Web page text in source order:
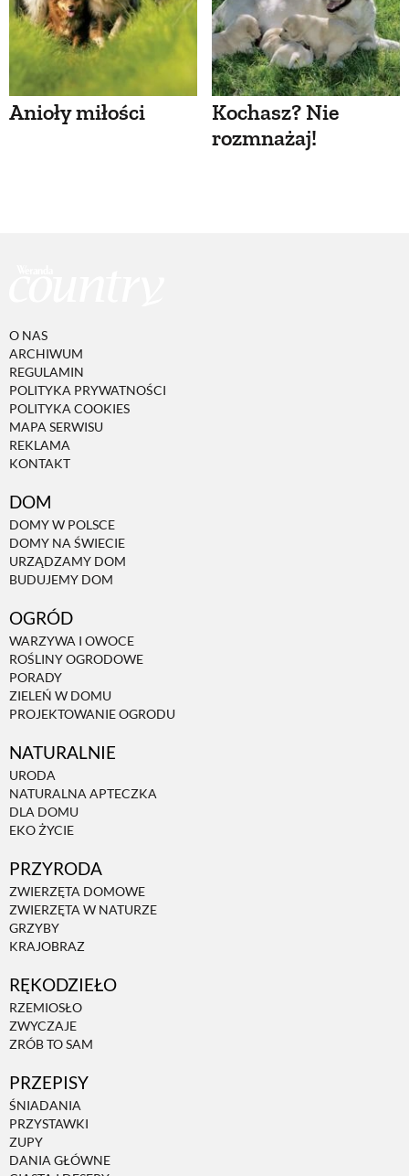
Anioły miłości
Kochasz? Nie
rozmnażaj!
O NAS
ARCHIWUM
REGULAMIN
POLITYKA PRYWATNOŚCI
POLITYKA COOKIES
MAPA SERWISU
REKLAMA
KONTAKT
DOM
DOMY W POLSCE
DOMY NA ŚWIECIE
URZĄDZAMY DOM
BUDUJEMY DOM
OGRÓD
WARZYWA I OWOCE
ROŚLINY OGRODOWE
PORADY
ZIELEŃ W DOMU
PROJEKTOWANIE OGRODU
NATURALNIE
URODA
NATURALNA APTECZKA
DLA DOMU
EKO ŻYCIE
PRZYRODA
ZWIERZĘTA DOMOWE
ZWIERZĘTA W NATURZE
GRZYBY
KRAJOBRAZ
RĘKODZIEŁO
RZEMIOSŁO
ZWYCZAJE
ZRÓB TO SAM
PRZEPISY
ŚNIADANIA
PRZYSTAWKI
ZUPY
DANIA GŁÓWNE